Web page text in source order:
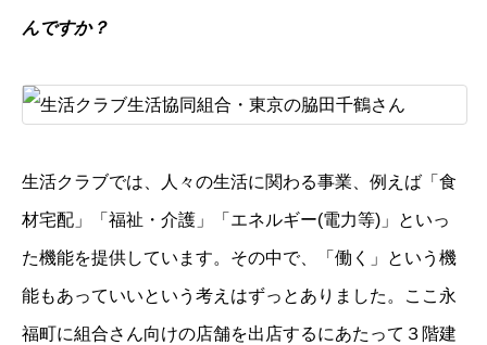
んですか？
生活クラブでは、人々の生活に関わる事業、例えば「食
材宅配」「福祉・介護」「エネルギー(電力等)」といっ
た機能を提供しています。その中で、「働く」という機
能もあっていいという考えはずっとありました。ここ永
福町に組合さん向けの店舗を出店するにあたって３階建